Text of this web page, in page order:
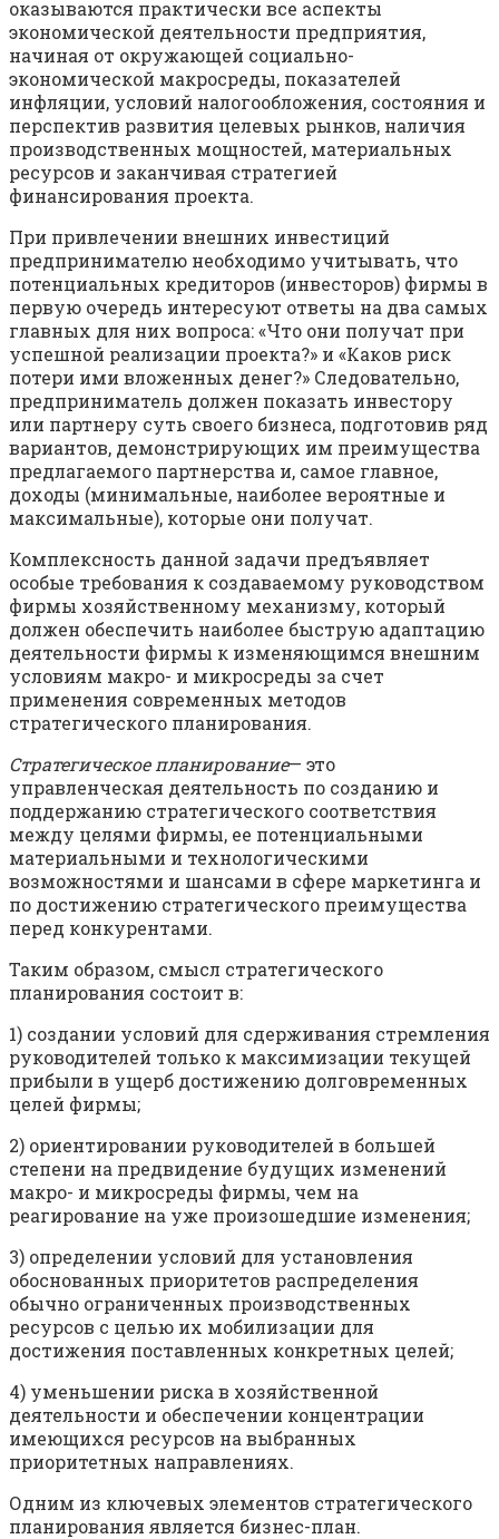
оказываются практически все аспекты
экономической деятельности предприятия,
начиная от окружающей социально­-
экономической макросреды, показателей
инфляции, условий налогообложения, состояния и
перспектив развития целевых рынков, наличия
производственных мощностей, материальных
ресурсов и заканчивая стратегией
финансирования проекта.
При привлечении внешних инвестиций
предпринимателю необходимо учитывать, что
потенциальных кредиторов (инвесторов) фирмы в
первую очередь интересуют ответы на два самых
главных для них вопроса: «Что они получат при
успешной реализации проекта?» и «Каков риск
потери ими вложенных денег?» Следовательно,
предприниматель должен показать инвестору
или партнеру суть своего бизнеса, подготовив ряд
вариантов, демонстрирующих им преимущества
предлагаемого партнерства и, самое главное,
доходы (минимальные, наиболее вероятные и
максимальные), которые они получат.
Комплексность данной задачи предъявляет
особые требования к создаваемому руководством
фирмы хозяйственному механизму, который
должен обеспечить наиболее быструю адаптацию
деятельности фирмы к изменяющимся внешним
условиям макро- и микросреды за счет
применения современных методов
стратегического планирования.
Стратегическое планирование— это
управленческая деятельность по созданию и
поддержанию стратегического соответствия
между целями фирмы, ее потенциальными
материальными и технологическими
возможностями и шансами в сфере маркетинга и
по достижению стратегического преимущества
перед конкурен­тами.
Таким образом, смысл стратегического
планирования состоит в:
1) создании условий для сдерживания стремления
руководителей только к максимизации текущей
прибыли в ущерб достижению долговременных
целей фирмы;
2) ориентировании руководителей в большей
степени на предвидение будущих изменений
макро- и микросреды фирмы, чем на
реагирование на уже произошедшие изменения;
3) определении условий для установления
обоснованных приоритетов распределения
обычно ограниченных производственных
ресурсов с целью их мобилизации для
достижения поставленных конкретных целей;
4) уменьшении риска в хозяйственной
деятельности и обеспечении концентрации
имеющихся ресурсов на выбранных
приоритетных направлениях.
Одним из ключевых элементов стратегического
планирования является бизнес-план.